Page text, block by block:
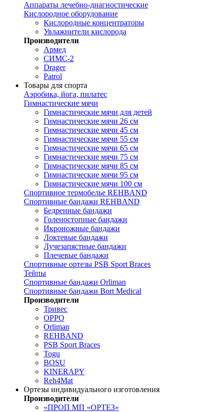
Аппараты лечебно-диагностические
Кислородное оборудование
Кислородные концентраторы
Увлажнители кислорода
Производители
Армед
СИМС-2
Drager
Patrol
Товары для спорта
Аэробика, йога, пилатес
Гимнастические мячи
Гимнастические мячи для детей
Гимнастические мячи 26 см
Гимнастические мячи 45 см
Гимнастические мячи 55 см
Гимнастические мячи 65 см
Гимнастические мячи 75 см
Гимнастические мячи 85 см
Гимнастические мячи 95 см
Гимнастические мячи 100 см
Спортивное термобелье REHBAND
Спортивные бандажи REHBAND
Бедренные бандажи
Голеностопные бандажи
Икроножные бандажи
Локтевые бандажи
Лучезапястные бандажи
Плечевые бандажи
Спортивные ортезы PSB Sport Braces
Тейпы
Спортивные бандажи Orliman
Спортивные бандажи Bort Medical
Производители
Тривес
OPPO
Orliman
REHBAND
PSB Sport Braces
Togu
BOSU
KINERAPY
Reh4Mat
Ортезы индивидуального изготовления
Производители
«ПРОП МП «ОРТЕЗ»